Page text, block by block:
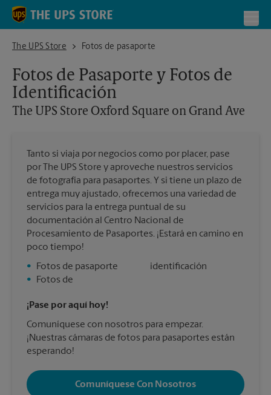
Skip to content
Return to Nav
The UPS Store
The UPS Store Oxford Square on Grand Ave
Fotos de pasaporte
Fotos de Pasaporte y Fotos de
Identificación
The UPS Store Oxford Square on Grand Ave
Tanto si viaja por negocios como por placer, pase
por The UPS Store y aproveche nuestros servicios
de fotografía para pasaportes. Y si tiene un plazo de
entrega muy ajustado, ofrecemos una variedad de
servicios para la entrega puntual de su
documentación al Centro Nacional de
Procesamiento de Pasaportes. ¡Estará en camino en
poco tiempo!
•
Fotos de pasaporte
•
Fotos de
identificación
¡Pase por aquí hoy!
Comuníquese con nosotros para empezar.
¡Nuestras cámaras de fotos para pasaportes están
esperando!
Comuníquese Con Nosotros